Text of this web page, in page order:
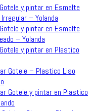
y pintar en Esmalte
– Yolanda
y pintar en Esmalte
– Yolanda
y pintar en Plastico
Gotele – Plastico Liso
Gotele y pintar en Plastico